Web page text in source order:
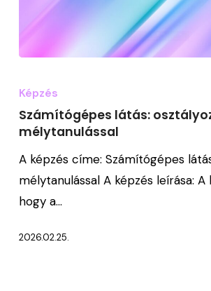
látás:
osztályozás
mélytanulással
Képzés
Számítógépes látás:
mélytanulással
A képzés címe: Számítógépes
mélytanulással A képzés leírása: A
hogy a…
2026.02.25.